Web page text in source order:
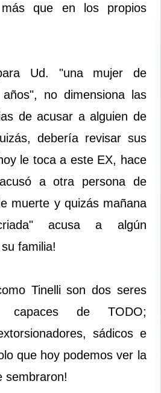
más que en los propios
Ud. "una mujer de
no dimensiona las
de acusar a alguien de
debería revisar sus
le toca a este EX, hace
a otra persona de
muerte y quizás mañana
acusa a algún
familia!
Tinelli son dos seres
capaces de TODO;
sádicos e
que hoy podemos ver la
sembraron!